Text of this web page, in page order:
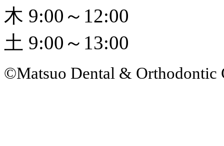
木 9:00～12:00
土 9:00～13:00
©Matsuo Dental & Orthodontic